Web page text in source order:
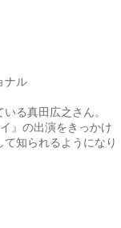
ナル
る真田広之さん。
』の出演をきっかけ
知られるようになり